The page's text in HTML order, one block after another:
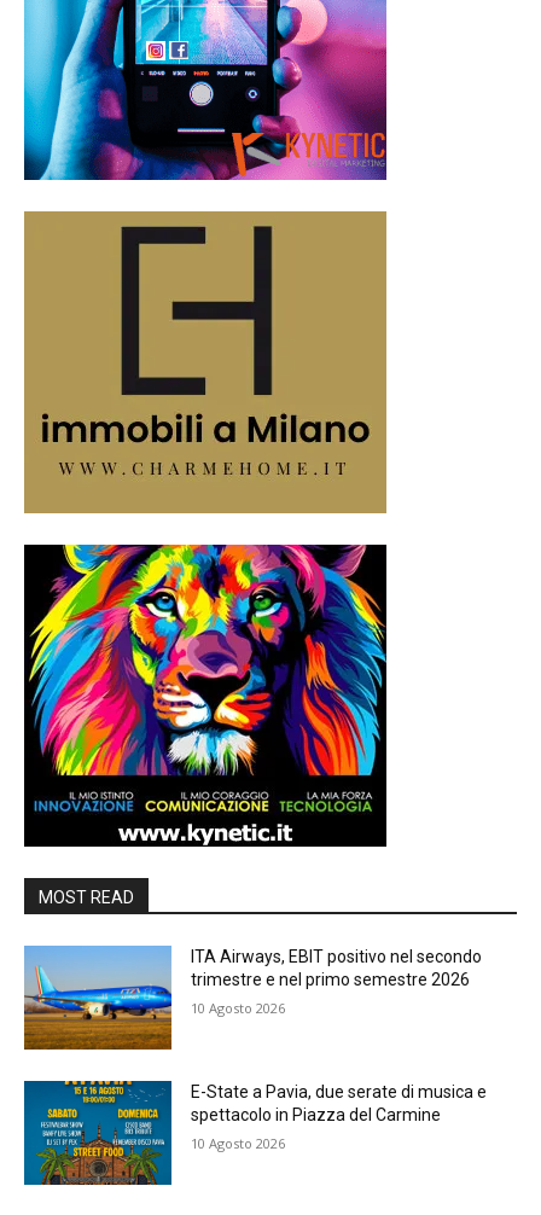
MOST READ
ITA Airways, EBIT positivo nel secondo
trimestre e nel primo semestre 2026
10 Agosto 2026
E-State a Pavia, due serate di musica e
spettacolo in Piazza del Carmine
10 Agosto 2026